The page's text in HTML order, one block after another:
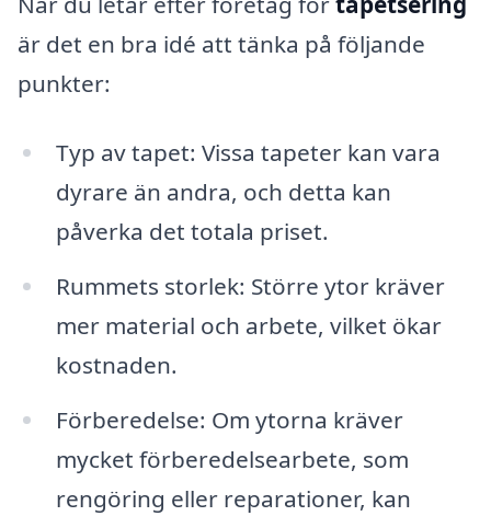
är det en bra idé att tänka på följande
punkter:
Typ av tapet: Vissa tapeter kan vara
dyrare än andra, och detta kan
påverka det totala priset.
Rummets storlek: Större ytor kräver
mer material och arbete, vilket ökar
kostnaden.
Förberedelse: Om ytorna kräver
mycket förberedelsearbete, som
rengöring eller reparationer, kan